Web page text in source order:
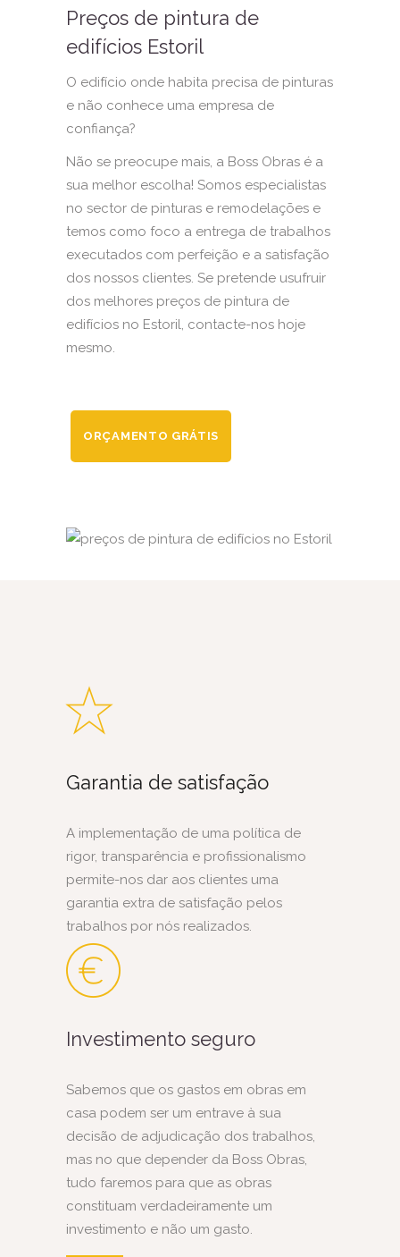
Preços de pintura de
edifícios Estoril
O edifício onde habita precisa de pinturas
e não conhece uma empresa de
confiança?
Não se preocupe mais, a Boss Obras é a
sua melhor escolha! Somos especialistas
no sector de pinturas e remodelações e
temos como foco a entrega de trabalhos
executados com perfeição e a satisfação
dos nossos clientes. Se pretende usufruir
dos melhores preços de pintura de
edifícios no Estoril, contacte-nos hoje
mesmo.
ORÇAMENTO GRÁTIS
Garantia de satisfação
A implementação de uma política de
rigor, transparência e profissionalismo
permite-nos dar aos clientes uma
garantia extra de satisfação pelos
trabalhos por nós realizados.
Investimento seguro
Sabemos que os gastos em obras em
casa podem ser um entrave à sua
decisão de adjudicação dos trabalhos,
mas no que depender da Boss Obras,
tudo faremos para que as obras
constituam verdadeiramente um
investimento e não um gasto.